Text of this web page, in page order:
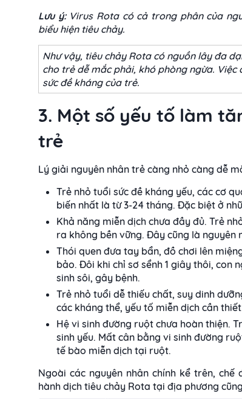
Lưu ý:Virus Rota có cả trong phân của
biểu hiện tiêu chảy.
Như vậy, tiêu chảy Rota có nguồn lây đa
cho trẻ dễ mắc phải, khó phòng ngừa.
sức đề kháng của trẻ.
3. Một số yếu tố làm
trẻ
Lý giải nguyên nhân trẻ càng nhỏ càng dễ
Trẻ nhỏ tuổi sức đề kháng yếu, các cơ
biến nhất là từ 3-24 tháng. Đặc biệt ở
Khả năng miễn dịch chưa đầy đủ. Trẻ
ra không bền vững. Đây cũng là nguyên
Thói quen đưa tay bẩn, đồ chơi lên
bảo. Đôi khi chỉ sơ sểnh 1 giây thôi, con
sinh sôi, gây bệnh.
Trẻ nhỏ tuổi dễ thiếu chất, suy dinh
các kháng thể, yếu tố miễn dịch cần
Hệ vi sinh đường ruột chưa hoàn thiện.
sinh yếu. Mất cân bằng vi sinh đường
tế bào miễn dịch tại ruột.
Ngoài các nguyên nhân chính kể trên,
hành dịch tiêu chảy Rota tại địa phương